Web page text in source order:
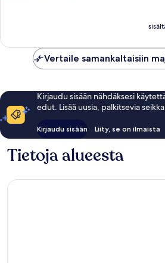
arvostelua
Vertaile samankaltaisiin
Kirjaudu sisään nähdäksesi
edut. Lisää uusia, palkitsevia
Kirjaudu sisään Liity, se on ilmaista
Tietoja alueesta